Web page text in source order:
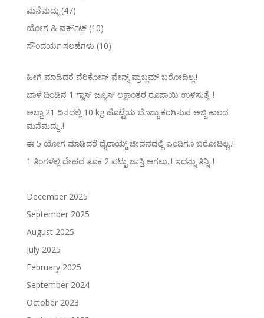
ಮನೆಮದ್ದು (47)
ಯೋಗ & ವರ್ಕೌಟ್(10)
ಸೌಂದರ್ಯ ಸಲಹೆಗಳು (10)
ಹೀಗೆ ಮಾಡಿದರೆ ವೆರಿಕೋಸ್‌ ವೇನ್ಸ್‌ ಪ್ರಾಬ್ಲಮ್‌ ಬರೋದಿಲ್ಲ.!
ಬಾಳೆ ದಿಂಡಿನ 1 ಗ್ಲಾಸ್ ಜ್ಯೂಸ್ ಲಕ್ಷಾಂತರ ರೂಪಾಯಿ ಉಳಿಸುತ್ತೆ..!
ಅಬ್ಬಾ 21 ದಿನದಲ್ಲಿ 10 kg ಹೊಟ್ಟೆಯ ಬೊಜ್ಜು ಕರಗಿಸುವ ಅಜ್ಜಿ ಕಾಲದ
ಮನೆಮದ್ದು..!
ಈ 5 ಯೋಗ ಮಾಡಿದರೆ ಥೈರಾಯ್ಡ್‌ ಜೀವನದಲ್ಲಿ ಎಂದಿಗೂ ಬರೋದಿಲ್ಲ..!
1 ತಿಂಗಳಲ್ಲಿ ದೇಹದ ತೂಕ 2 ಪಟ್ಟು ಜಾಸ್ತಿ ಆಗಲು..! ಇದನ್ನು ತಿನ್ನಿ..!
December 2025
September 2025
August 2025
July 2025
February 2025
September 2024
October 2023